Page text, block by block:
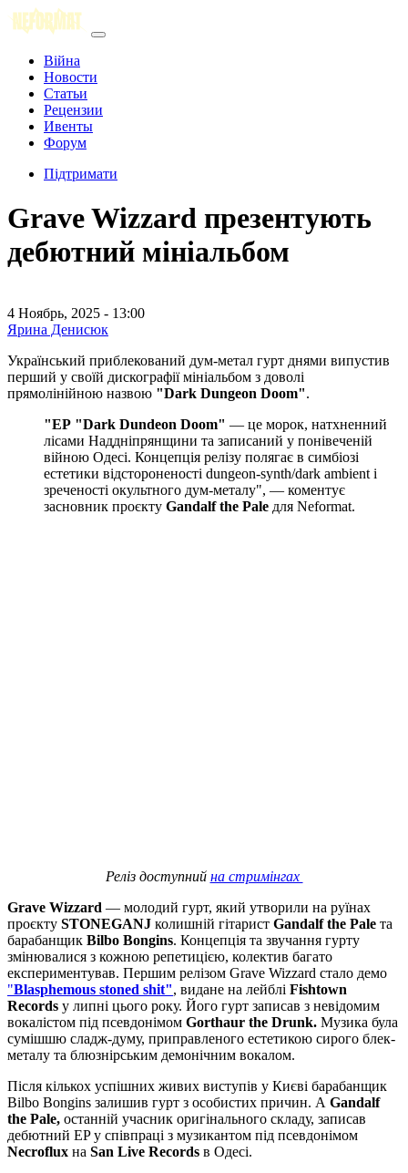
Війна
Новости
Статьи
Рецензии
Ивенты
Форум
Підтримати
Grave Wizzard презентують
дебютний мініальбом
4 Ноябрь, 2025 - 13:00
Ярина Денисюк
Український приблекований дум-метал гурт днями випустив
перший у своїй дискографії мініальбом з доволі
прямолінійною назвою "Dark Dungeon Doom".
"ЕР "Dark Dundeon Doom" — це морок, натхненний
лісами Наддніпрянщини та записаний у понівеченій
війною Одесі. Концепція релізу полягає в симбіозі
естетики відстороненості dungeon-synth/dark ambient і
зреченості окультного дум-металу", — коментує
засновник проєкту Gandalf the Pale для Neformat.
Реліз доступний на стримінгах
Grave Wizzard — молодий гурт, який утворили на руїнах
проєкту STONEGANJ колишній гітарист Gandalf the Pale та
барабанщик Bilbo Bongins. Концепція та звучання гурту
змінювалися з кожною репетицією, колектив багато
експериментував. Першим релізом Grave Wizzard стало демо
"Blasphemous stoned shit", видане на лейблі Fishtown
Records у липні цього року. Його гурт записав з невідомим
вокалістом під псевдонімом Gorthaur the Drunk. Музика була
сумішшю сладж-думу, приправленого естетикою сирого блек-
металу та блюзнірським демонічним вокалом.
Після кількох успішних живих виступів у Києві барабанщик
Bilbo Bongins залишив гурт з особистих причин. А Gandalf
the Pale, останній учасник оригінального складу, записав
дебютний EP у співпраці з музикантом під псевдонімом
Necroflux на San Live Records в Одесі.